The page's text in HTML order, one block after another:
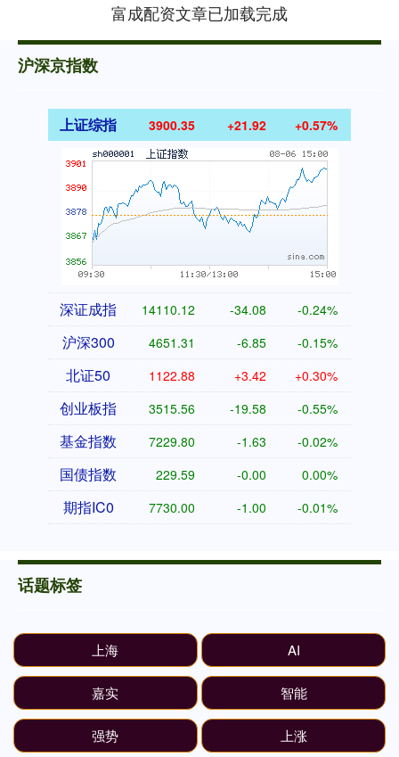
富成配资文章已加载完成
沪深京指数
上证综指 3900.35 +21.92 +0.57%
深证成指 14110.12 -34.08 -0.24%
沪深300 4651.31 -6.85 -0.15%
北证50 1122.88 +3.42 +0.30%
创业板指 3515.56 -19.58 -0.55%
基金指数 7229.80 -1.63 -0.02%
国债指数 229.59 -0.00 0.00%
期指IC0 7730.00 -1.00 -0.01%
话题标签
上海 AI
嘉实 智能
强势 上涨